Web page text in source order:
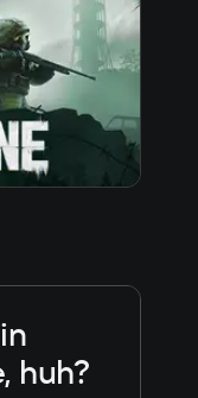
huh?